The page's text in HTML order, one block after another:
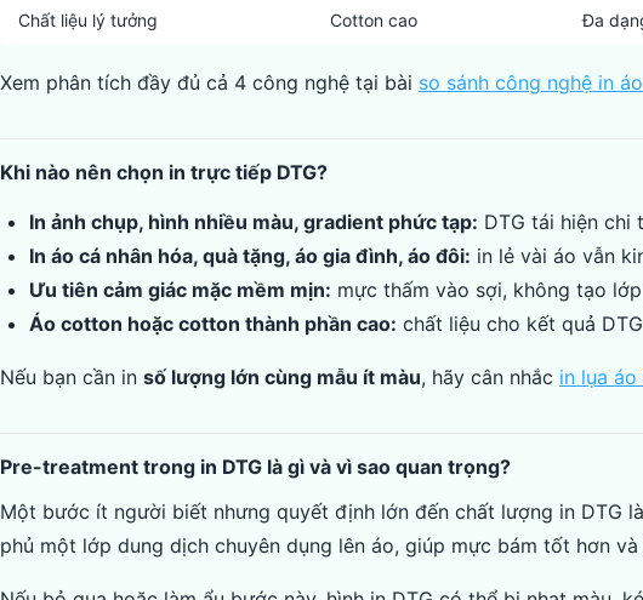
Chất liệu lý tưởng Cotton cao Đa
Xem phân tích đầy đủ cả 4 công nghệ tại bài so sánh công nghệ in
Khi nào nên chọn in trực tiếp DTG?
In ảnh chụp, hình nhiều màu, gradient phức tạp: DTG tái hiện chi
In áo cá nhân hóa, quà tặng, áo gia đình, áo đôi: in lẻ vài áo vẫn
Ưu tiên cảm giác mặc mềm mịn: mực thấm vào sợi, không tạo
Áo cotton hoặc cotton thành phần cao: chất liệu cho kết quả
Nếu bạn cần in số lượng lớn cùng mẫu ít màu, hãy cân nhắc in lụa áo
Pre-treatment trong in DTG là gì và vì sao quan trọng?
Một bước ít người biết nhưng quyết định lớn đến chất lượng in DTG là
phủ một lớp dung dịch chuyên dụng lên áo, giúp mực bám tốt hơn